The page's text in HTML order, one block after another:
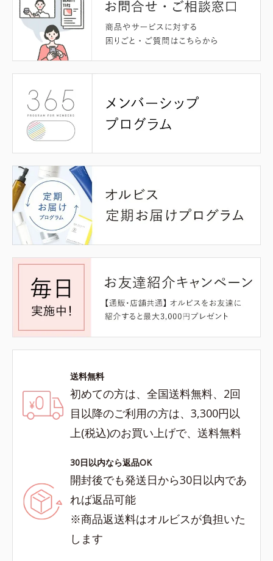
送料無料
初めての方は、全国送料無料、2回
目以降のご利用の方は、3,300円以
上(税込)のお買い上げで、送料無料
30日以内なら返品OK
開封後でも発送日から30日以内であ
れば返品可能
※商品返送料はオルビスが負担いた
します